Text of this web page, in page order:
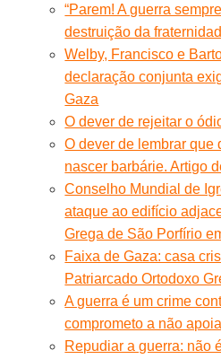
“Parem! A guerra
destruição da
Welby, Francisco e
declaração conjunta
Gaza
O dever de rejeitar o
O dever de lembrar que
nascer barbárie. Artigo
Conselho Mundial de
ataque ao edifício
Grega de São Porfírio
Faixa de Gaza: casa
Patriarcado Ortodoxo
A guerra é um crime
comprometo a não
Repudiar a guerra: não